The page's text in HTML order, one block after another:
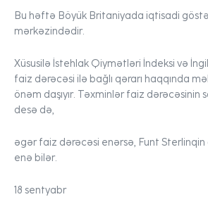
Bu həftə Böyük Britaniyada iqtisadi
mərkəzindədir.
Xüsusilə İstehlak Qiymətləri İndeksi və
faiz dərəcəsi ilə bağlı qərarı haqqında
önəm daşıyır. Təxminlər faiz dərəcəsinin
desə də,
əgər faiz dərəcəsi enərsə, Funt
enə bilər.
18 sentyabr